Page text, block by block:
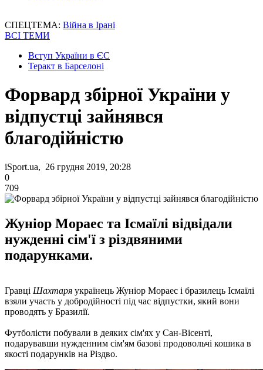
СПЕЦТЕМА: Війна в Ірані
ВСІ ТЕМИ
Вступ України в ЄС
Теракт в Барселоні
Форвард збірної України у
відпустці зайнявся
благодійністю
iSport.ua, 26 грудня 2019, 20:28
0
709
Жуніор Мораес та Ісмаїлі відвідали
нужденні сім'ї з різдвяними
подарунками.
Гравці Шахтаря українець Жуніор Мораес і бразилець Ісмаїлі
взяли участь у добродійності під час відпустки, який вони
проводять у Бразилії.
Футболісти побували в деяких сім'ях у Сан-Вісенті,
подарувавши нужденним сім'ям базові продовольчі кошика в
якості подарунків на Різдво.